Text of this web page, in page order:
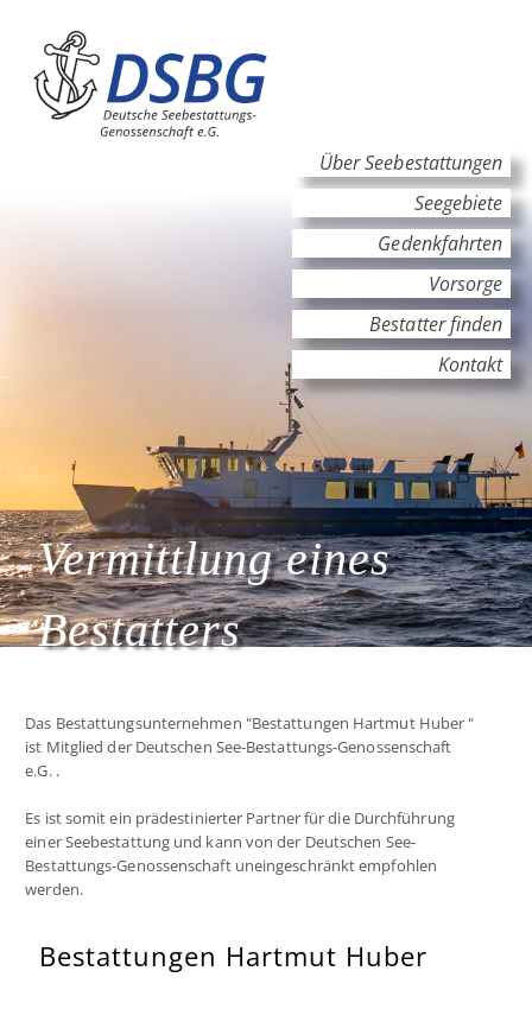
Hauptinhalt
Hauptnavigation
Über Seebestattungen
Seegebiete
Gedenkfahrten
Vorsorge
Bestatter finden
Kontakt
Vermittlung eines
Bestatters
Das Bestattungsunternehmen "Bestattungen Hartmut Huber "
ist Mitglied der Deutschen See-Bestattungs-Genossenschaft
e.G. .
Es ist somit ein prädestinierter Partner für die Durchführung
einer Seebestattung und kann von der Deutschen See-
Bestattungs-Genossenschaft uneingeschränkt empfohlen
werden.
Bestattungen Hartmut Huber